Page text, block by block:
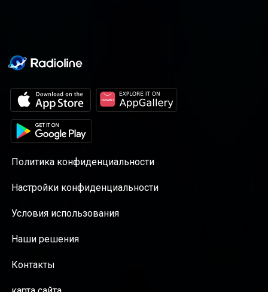
Политика конфиденциальности
Настройки конфиденциальности
Условия использования
Наши решения
Контакты